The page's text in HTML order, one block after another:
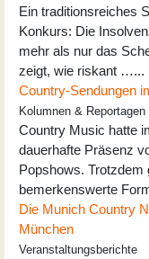
Ein traditionsreiches
Konkurs: Die
mehr als nur das
zeigt, wie riskant …...
Country-Sendungen
Kolumnen & Reportagen
Country Music hatte
dauerhafte Präsenz
Popshows. Trotzdem
bemerkenswerte
Die Munich Country
München
Veranstaltungsberichte